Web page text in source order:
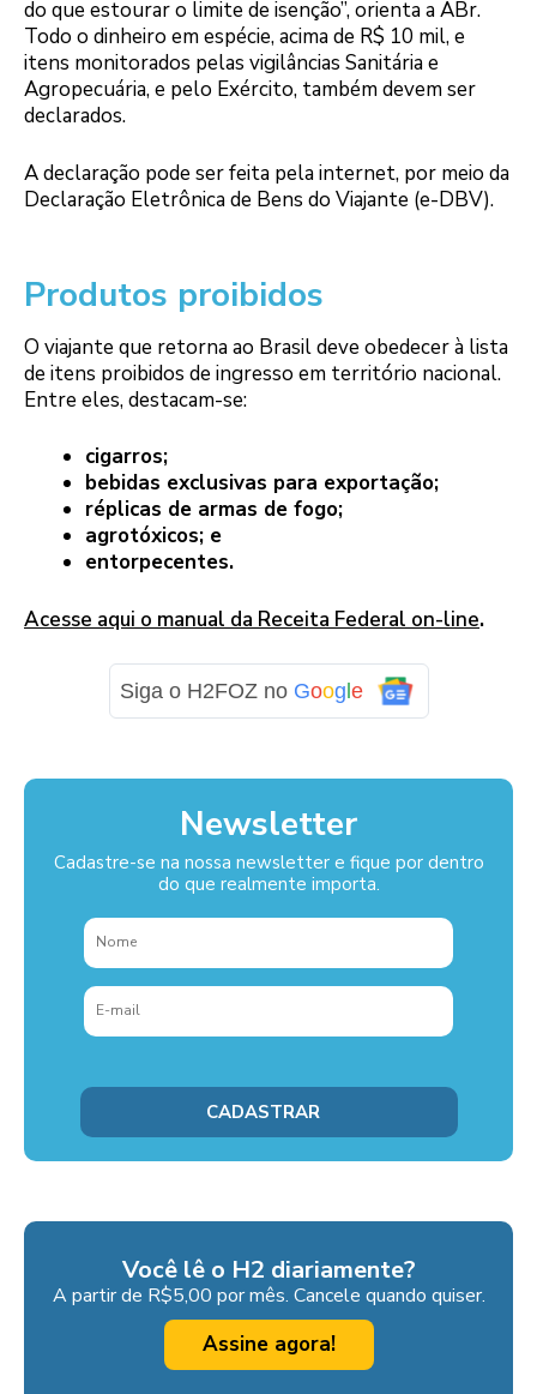
do que estourar o limite de isenção”, orienta a ABr.
Todo o dinheiro em espécie, acima de R$ 10 mil, e
itens monitorados pelas vigilâncias Sanitária e
Agropecuária, e pelo Exército, também devem ser
declarados.
A declaração pode ser feita pela internet, por meio da
Declaração Eletrônica de Bens do Viajante (e-DBV).
Produtos proibidos
O viajante que retorna ao Brasil deve obedecer à lista
de itens proibidos de ingresso em território nacional.
Entre eles, destacam-se:
cigarros;
bebidas exclusivas para exportação;
réplicas de armas de fogo;
agrotóxicos; e
entorpecentes.
Acesse aqui o manual da Receita Federal on-line.
Siga o H2FOZ no Goog e
Newsletter
Cadastre-se na nossa newsletter e fique por dentro
do que realmente importa.
Você lê o H2 diariamente?
A partir de R$5,00 por mês. Cancele quando quiser.
Assine agora!